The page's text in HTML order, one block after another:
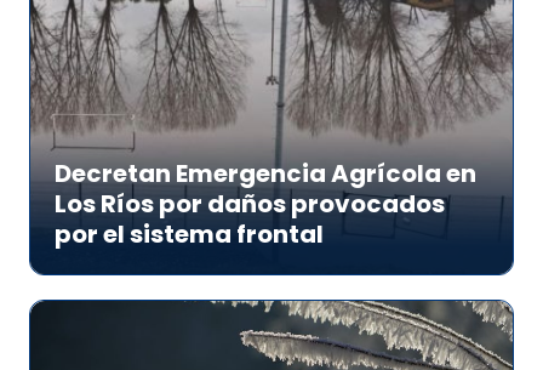
Decretan Emergencia Agrícola en
Los Ríos por daños provocados
por el sistema frontal